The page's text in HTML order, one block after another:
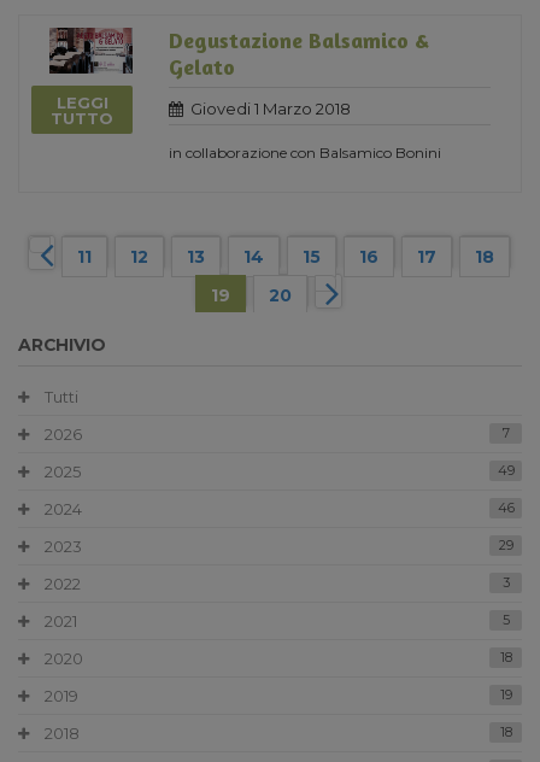
LEGGI
TUTTO
Degustazione Balsamico &
Gelato
Giovedi 1 Marzo 2018
in collaborazione con Balsamico Bonini
11 12 13 14 15 16 17
18
19
20
ARCHIVIO
Tutti
2026
7
2025 49
2024 46
2023 29
2022 3
2021 5
2020 18
2019 19
2018 18